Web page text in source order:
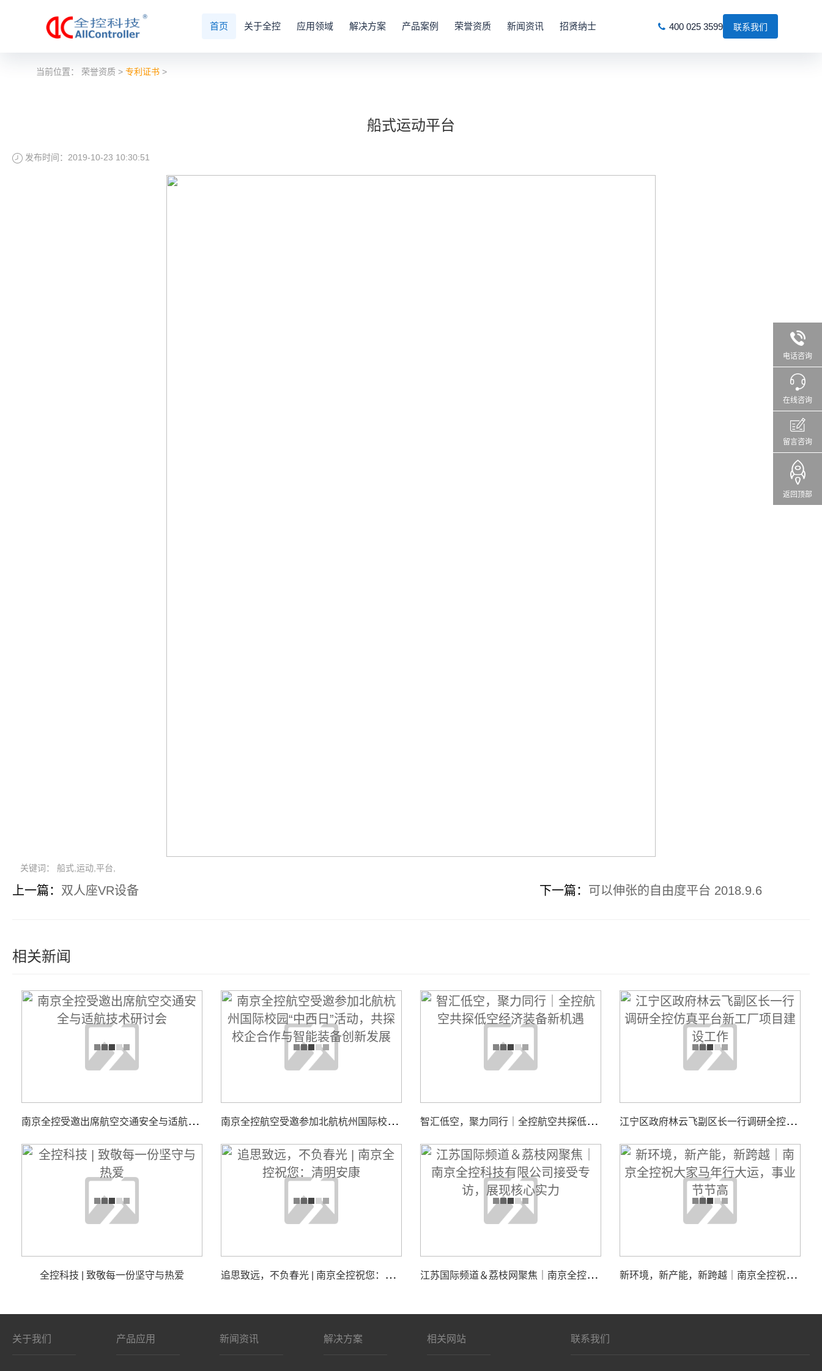
首页 关于全控 应用领域 解决方案 产品案例 荣誉资质 新闻资讯 招贤纳士 400 025 3599 联系我们
电话咨询
在线咨询
留言咨询
返回顶部
当前位置： 荣誉资质 >专利证书 >
船式运动平台
发布时间：2019-10-23 10:30:51
关键词： 船式,运动,平台,
上一篇： 双人座VR设备 下一篇： 可以伸张的自由度平台 2018.9.6
相关新闻
南
京全控受邀出席航空交通安全与适航技术研讨会 南
京全控航空受邀参加北航杭州国际校园“中西日”活动，共探校企合作与智能装备创新发展 智
汇低空，聚力同行｜全控航空共探低空经济装备新机遇 江
宁区政府林云飞副区长一行调研全控仿真平台新工厂项目建设工作
全控科技 | 致敬每一份坚守与热爱 追
思致远，不负春光 | 南京全控祝您：清明安康 江
苏国际频道＆荔枝网聚焦｜南京全控科技有限公司接受专访，展现核心实力 新
环境，新产能，新跨越｜南京全控祝大家马年行大运，事业节节高
关于我们 产品应用 新闻资讯 解决方案 相关网站 联系我们